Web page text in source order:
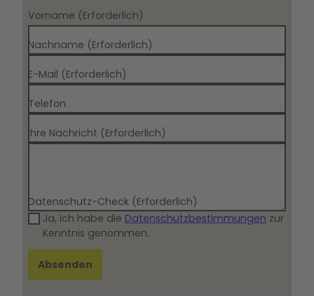
Vorname (Erforderlich)
Nachname (Erforderlich)
E-Mail (Erforderlich)
Telefon
Ihre Nachricht (Erforderlich)
Datenschutz-Check (Erforderlich)
Ja, ich habe die Datenschutzbestimmungen zur
Kenntnis genommen.
Absenden